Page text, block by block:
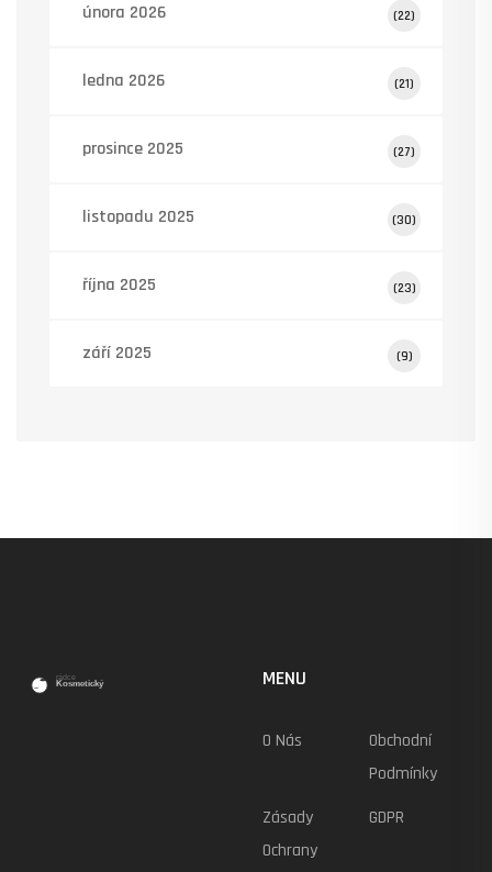
února 2026 (22)
ledna 2026 (21)
prosince 2025 (27)
listopadu 2025 (30)
října 2025 (23)
září 2025 (9)
MENU
O Nás
Obchodní
Podmínky
Zásady
Ochrany
GDPR